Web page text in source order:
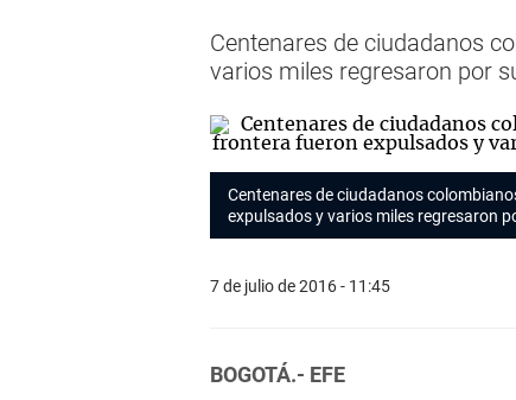
Centenares de ciudadanos
varios miles regresaron por
Centenares de ciudadanos
expulsados y varios miles regresaron
7 de julio de 2016 - 11:45
BOGOTÁ.- EFE